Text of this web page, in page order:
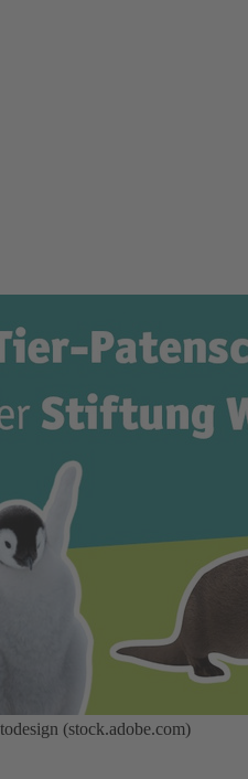
(stock.adobe.com)